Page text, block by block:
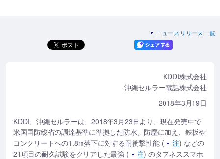
ニュースリリース一覧
KDDI株式会社
沖縄セルラー電話株式会社
2018年3月19日
KDDI、沖縄セルラーは、2018年3月23日より、現在発売中で
米国国防総省の調達基準に準拠した防水、防塵に加え、鉄板や
コンクリートへの1.8m落下に対する耐衝撃性能 (
注) などの
21項目の耐久試験をクリアした最強 (
注) のタフネススマホ